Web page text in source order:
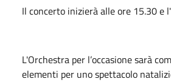
Il concerto inizierà alle ore 15.30 e
L'Orchestra per l’occasione sarà
elementi per uno spettacolo